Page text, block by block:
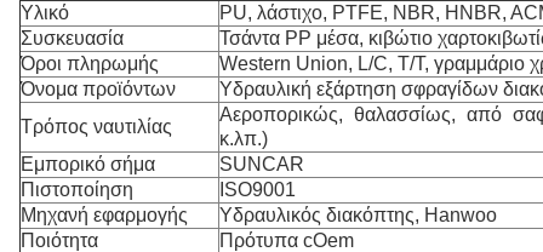
Υλικό
PU, λάστιχο, PTFE, NBR, HNBR,
Συσκευασία
Τσάντα PP μέσα, κιβώτιο
Όροι πληρωμής
Western Union, L/C, T/T, γραμμάριο
Όνομα προϊόντων
Υδραυλική εξάρτηση σφραγίδων
Τρόπος ναυτιλίας
Αεροπορικώς, θαλασσίως, από
κ.λπ.)
Εμπορικό σήμα
SUNCAR
Πιστοποίηση
ISO9001
Μηχανή εφαρμογής
Υδραυλικός διακόπτης, Hanwoo
Ποιότητα
Πρότυπα cOem